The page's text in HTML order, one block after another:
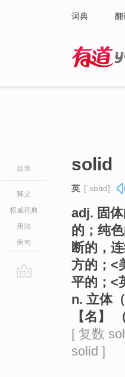
词典 翻
目录
释义
权威词典
用法
例句
solid
英 [ˈsɒlɪd]
adj. 固
的；纯
断的，
方的；<
平的；<
n. 立体
【名】
[ 复数
solid ]